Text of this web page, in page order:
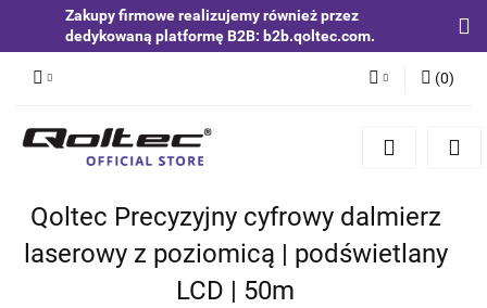
Zakupy firmowe realizujemy również przez
dedykowaną platformę B2B: b2b.qoltec.com.
Zaloguj się
Zgody cookies
(0)
Qoltec Precyzyjny cyfrowy dalmierz
laserowy z poziomicą | podświetlany
LCD | 50m